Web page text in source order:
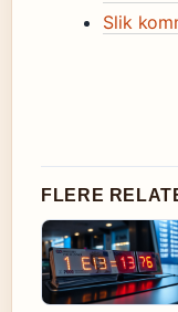
Slik
FLERE